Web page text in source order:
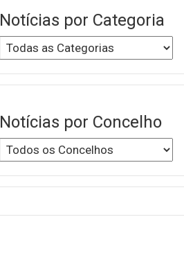
Notícias por Categoria
Notícias por Concelho